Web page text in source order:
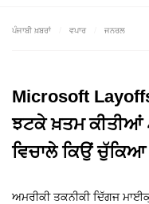
ਪੰਜਾਬੀ ਖ਼ਬਰਾਂ ਵਪਾਰ ਜਨਰਲ
Microsoft
ਝਟਕੇ ਖ਼ਤਮ ਕੀਤੀਆਂ
ਵਿਚਾਲੇ ਕਿਉਂ
ਅਮਰੀਕੀ ਤਕਨੀਕੀ ਦਿੱਗਜ